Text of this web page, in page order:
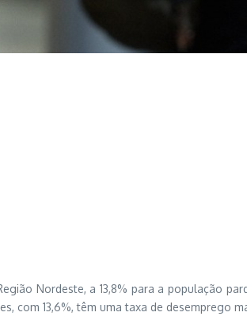
Nordeste, a 13,8% para a população
com 13,6%, têm uma taxa de desemprego